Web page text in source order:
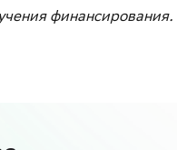
финансирования.